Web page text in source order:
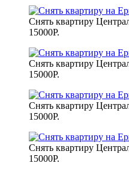
Снять квартиру
15000Р.
Снять квартиру
15000Р.
Снять квартиру
15000Р.
Снять квартиру
15000Р.